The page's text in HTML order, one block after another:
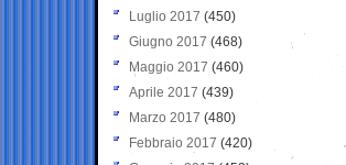
Luglio 2017 (450)
Giugno 2017 (468)
Maggio 2017 (460)
Aprile 2017 (439)
Marzo 2017 (480)
Febbraio 2017 (420)